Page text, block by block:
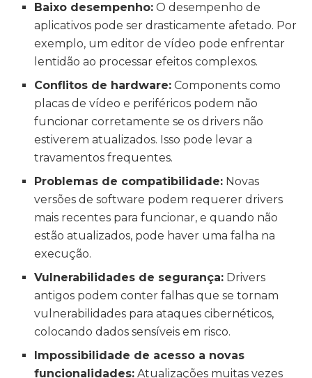
Baixo desempenho: O desempenho de
aplicativos pode ser drasticamente afetado. Por
exemplo, um editor de vídeo pode enfrentar
lentidão ao processar efeitos complexos.
Conflitos de hardware: Components como
placas de vídeo e periféricos podem não
funcionar corretamente se os drivers não
estiverem atualizados. Isso pode levar a
travamentos frequentes.
Problemas de compatibilidade: Novas
versões de software podem requerer drivers
mais recentes para funcionar, e quando não
estão atualizados, pode haver uma falha na
execução.
Vulnerabilidades de segurança: Drivers
antigos podem conter falhas que se tornam
vulnerabilidades para ataques cibernéticos,
colocando dados sensíveis em risco.
Impossibilidade de acesso a novas
funcionalidades: Atualizações muitas vezes